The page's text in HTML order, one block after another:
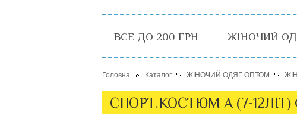
ВСЕ ДО 200 ГРН ЖІНОЧИЙ
Головна Каталог ЖІНОЧИЙ ОДЯГ ОПТОМ
СПОРТ.КОСТЮМ A (7-